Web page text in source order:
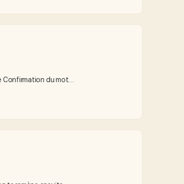
Confirmation du mot…